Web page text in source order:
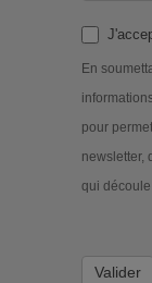
En
pour
newsletter,
qui
Valider